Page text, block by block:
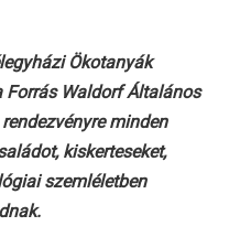
Ökotanyák
Waldorf Általános
minden
kiskerteseket,
szemléletben